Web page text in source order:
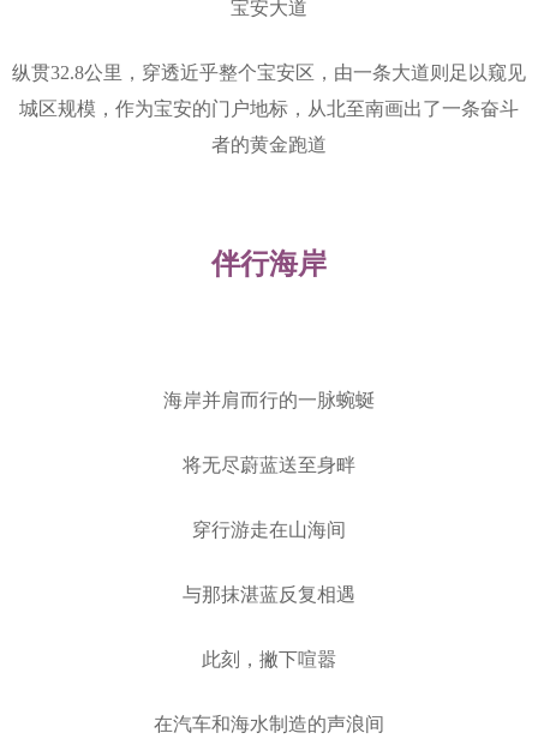
宝安大道
纵贯32.8公里，穿透近乎整个宝安区，由一条大道则足以窥见
城区规模，作为宝安的门户地标，从北至南画出了一条奋斗
者的黄金跑道
伴行海岸
海岸并肩而行的一脉蜿蜒
将无尽蔚蓝送至身畔
穿行游走在山海间
与那抹湛蓝反复相遇
此刻，撇下喧嚣
在汽车和海水制造的声浪间